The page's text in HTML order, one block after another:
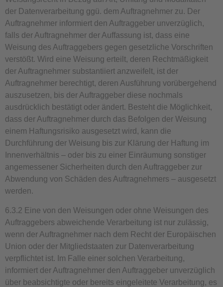
der Datenverarbeitung ggü. dem Auftragnehmer zu. Der
Auftragnehmer informiert den Auftraggeber unverzüglich,
falls der Auftragnehmer der Auffassung ist, dass eine
Weisung des Auftraggebers gegen gesetzliche Vorschriften
verstößt. Wird eine Weisung erteilt, deren Rechtmäßigkeit
der Auftragnehmer substantiiert anzweifelt, ist der
Auftragnehmer berechtigt, deren Ausführung vorübergehend
auszusetzen, bis der Auftraggeber diese nochmals
ausdrücklich bestätigt oder ändert. Besteht die Möglichkeit,
dass der Auftragnehmer durch das Befolgen der Weisung
einem Haftungsrisiko ausgesetzt wird, kann die
Durchführung der Weisung bis zur Klärung der Haftung im
Innenverhältnis – oder bis zu einer Einräumung sonstiger
angemessener Sicherheiten durch den Auftraggeber zur
Abwendung von Schäden des Auftragnehmers – ausgesetzt
werden.
6.3.2 Eine von den Weisungen oder ohne Weisungen des
Auftraggebers abweichende Verarbeitung ist nur zulässig,
wenn der Auftragnehmer nach dem Recht der Europäischen
Union oder der Mitgliedstaaten zur Datenverarbeitung
verpflichtet ist. Im Falle einer solchen Verarbeitung,
informiert der Auftragnehmer den Auftraggeber unverzüglich
über beabsichtigte oder bereits eingeleitete Verarbeitung, es